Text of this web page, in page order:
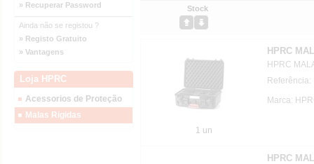
» Recuperar Password
Ainda não se registou ?
» Registo Gratuito
» Vantagens
Loja HPRC
Acessorios de Proteção
Malas Rigidas
Stock
1 un
HPRC
HPRC
Marca:
HPRC